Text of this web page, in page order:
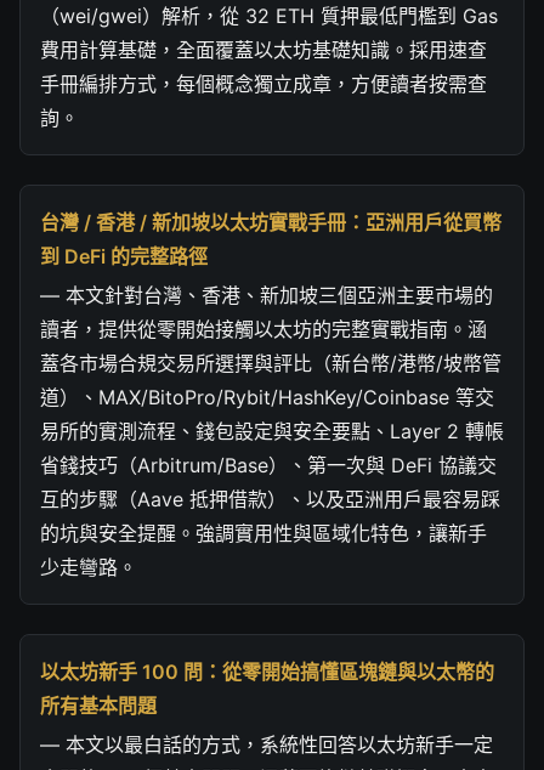
（wei/gwei）解析，從 32 ETH 質押最低門檻到 Gas
費用計算基礎，全面覆蓋以太坊基礎知識。採用速查
手冊編排方式，每個概念獨立成章，方便讀者按需查
詢。
台灣 / 香港 / 新加坡以太坊實戰手冊：亞洲用戶從買幣
到 DeFi 的完整路徑
— 本文針對台灣、香港、新加坡三個亞洲主要市場的
讀者，提供從零開始接觸以太坊的完整實戰指南。涵
蓋各市場合規交易所選擇與評比（新台幣/港幣/坡幣管
道）、MAX/BitoPro/Rybit/HashKey/Coinbase 等交
易所的實測流程、錢包設定與安全要點、Layer 2 轉帳
省錢技巧（Arbitrum/Base）、第一次與 DeFi 協議交
互的步驟（Aave 抵押借款）、以及亞洲用戶最容易踩
的坑與安全提醒。強調實用性與區域化特色，讓新手
少走彎路。
以太坊新手 100 問：從零開始搞懂區塊鏈與以太幣的
所有基本問題
— 本文以最白話的方式，系統性回答以太坊新手一定